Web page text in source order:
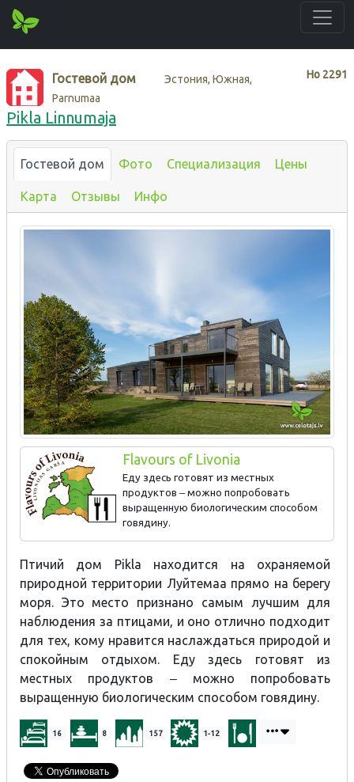
Нo 2291
Гостевой дом
Эстония, Южная,
Parnumaa
Pikla Linnumaja
Гостевой дом Фото Специализация Цены
Карта Отзывы Инфо
Flavours of Livonia
Еду здесь готовят из местных
продуктов ‒ можно попробовать
выращенную биологическим способом
говядину.
Птичий дом Pikla находится на охраняемой
природной территории Луйтемаа прямо на берегу
моря. Это место признано самым лучшим для
наблюдения за птицами, и оно отлично подходит
для тех, кому нравится наслаждаться природой и
спокойным отдыхом. Еду здесь готовят из
местных продуктов ‒ можно попробовать
выращенную биологическим способом говядину.
16 8 157 1-12